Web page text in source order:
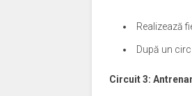
Realizează
După un
Circuit 3: